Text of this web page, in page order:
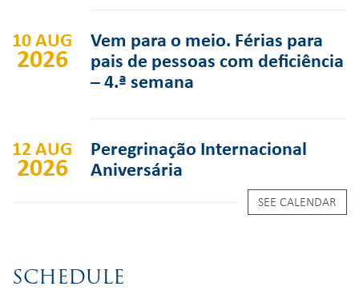
10 AUG
2026
Vem para o meio. Férias para
pais de pessoas com deficiência
– 4.ª semana
12 AUG
2026
Peregrinação Internacional
Aniversária
SEE CALENDAR
SCHEDULE